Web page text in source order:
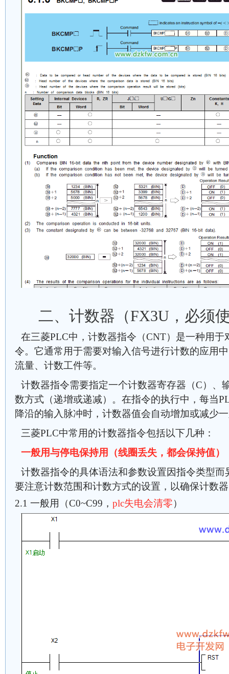
二、计数器（FX3U，必须
在三菱PLC中，计数器指令（CNT）是一种用于
令。它通常用于需要对输入信号进行计数的应用
流量、计数工件等。
计数器指令需要指定一个计数器寄存器（C）、
数方式（递增或递减）。在指令的执行中，每当
降沿的输入脉冲时，计数器值会自动增加或减少
三菱PLC中常用的计数器指令包括以下几种：
一般用与停电保持用（线圈丢失，都会保持值）
计数器指令的具体语法和参数设置因指令类型
要注意计数范围和计数方式的设置，以确保计数
2.1 一般用（C0~C99， plc失电会清零）